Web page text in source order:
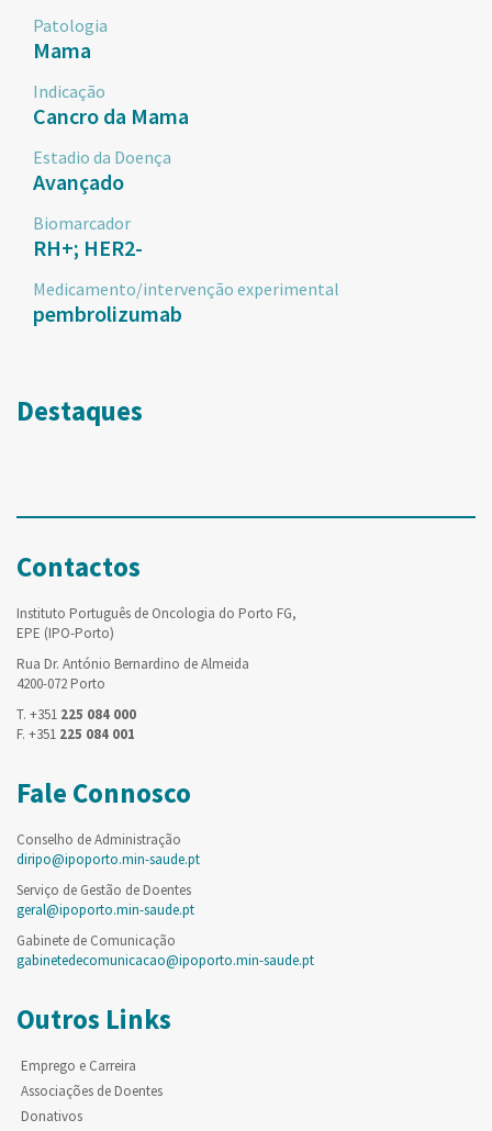
Patologia
Mama
Indicação
Cancro da Mama
Estadio da Doença
Avançado
Biomarcador
RH+; HER2-
Medicamento/intervenção experimental
pembrolizumab
Destaques
Contactos
Instituto Português de Oncologia do Porto FG,
EPE (IPO-Porto)
Rua Dr. António Bernardino de Almeida
4200-072 Porto
T. +351 225 084 000
F. +351 225 084 001
Fale Connosco
Conselho de Administração
diripo@ipoporto.min-saude.pt
Serviço de Gestão de Doentes
geral@ipoporto.min-saude.pt
Gabinete de Comunicação
gabinetedecomunicacao@ipoporto.min-saude.pt
Outros Links
Emprego e Carreira
Associações de Doentes
Donativos